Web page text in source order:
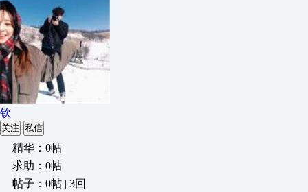
钦
关注 私信
精华：0帖
求助：0帖
帖子：0帖 | 3回